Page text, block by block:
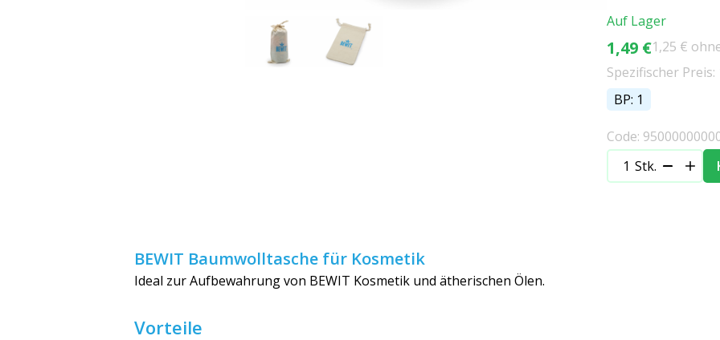
Auf Lager
1,49 €1,25 €
Spezifischer Preis:
BP: 1
Code:
Stk.
BEWIT Baumwolltasche für Kosmetik
Ideal zur Aufbewahrung von BEWIT Kosmetik und ätherischen Ölen.
Vorteile